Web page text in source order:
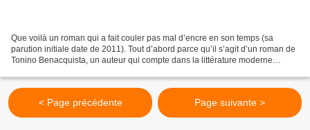
Que voilà un roman qui a fait couler pas mal d’encre en son temps (sa
parution initiale date de 2011). Tout d’abord parce qu’il s’agit d’un roman de
Tonino Benacquista, un auteur qui compte dans la littérature moderne
< Page précédente Page suivante >